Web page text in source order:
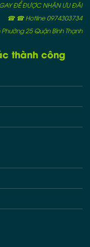
ĐỂ ĐƯỢC NHẬN ƯU ĐÃI
☎ ☎ Hotline 0974303734
25 Quận Bình Thạnh
thành công